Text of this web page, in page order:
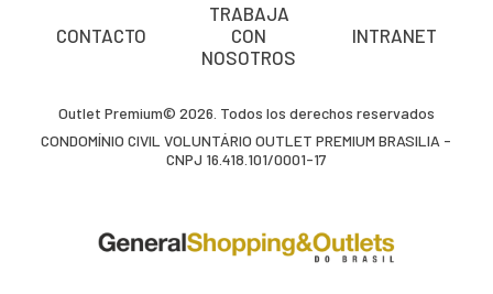
CONTACTO
TRABAJA
CON
NOSOTROS
INTRANET
Outlet Premium© 2026. Todos los derechos reservados
CONDOMÍNIO CIVIL VOLUNTÁRIO OUTLET PREMIUM BRASILIA -
CNPJ 16.418.101/0001-17